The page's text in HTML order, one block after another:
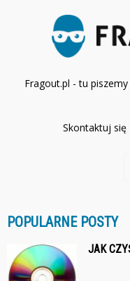
Fragout.pl - tu
Skontaktuj się
POPULARNE POSTY
JAK